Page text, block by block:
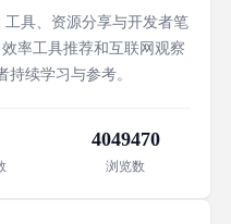
具、资源分享与开发者笔
率工具推荐和互联网观察
持续学习与参考。
4049470
浏览数